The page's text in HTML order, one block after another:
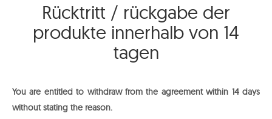
Rücktritt / rückgabe der
produkte innerhalb von 14
tagen
You are entitled to withdraw from the agreement within 14 days
without stating the reason.